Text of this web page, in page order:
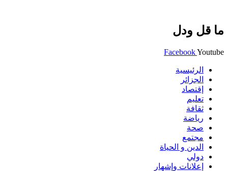
ما قل ودل
FacebookYoutube
الرئيسية
الجزائر
إقتصاد
تعليم
ثقافة
رياضة
صحة
مجتمع
الدين و الحياة
دولي
إعلانات وإشهار